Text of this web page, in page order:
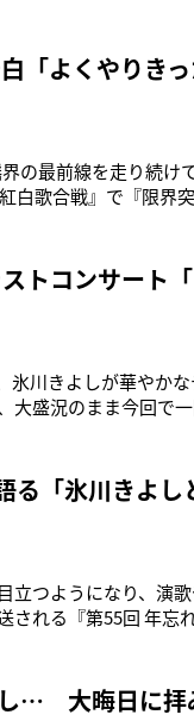
ーー。【2000年11
「よくやりきっ
の最前線を走り続
白歌合戦』で『限
りきった！』と、自
、一
トコンサート
氷川きよしが華やか
大盛況のまま今回で
での氷川の活躍を振
る「氷川きよ
立つようになり、演
される『第55回 年忘
のプロデューサーで
… 大晦日に拝